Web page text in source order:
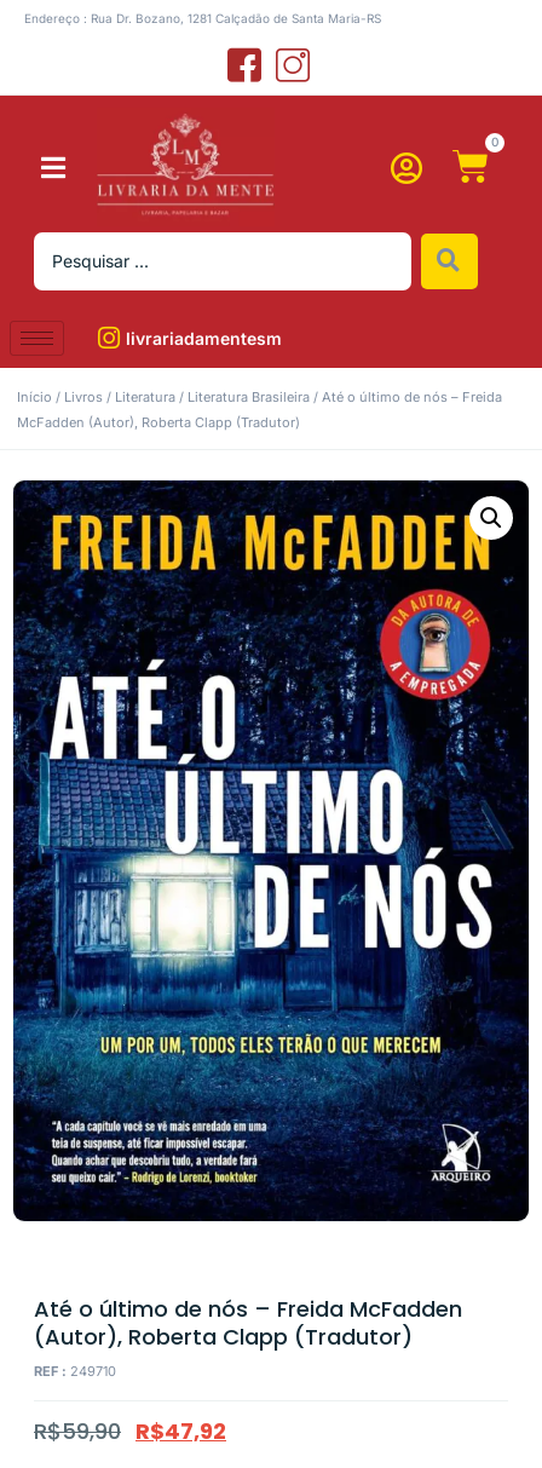
Endereço : Rua Dr. Bozano, 1281 Calçadão de Santa Maria-RS
0
livrariadamentesm
Início / Livros / Literatura / Literatura Brasileira / Até o último de nós – Freida
McFadden (Autor), Roberta Clapp (Tradutor)
Até o último de nós – Freida McFadden
(Autor), Roberta Clapp (Tradutor)
REF : 249710
R$59,90 R$47,92